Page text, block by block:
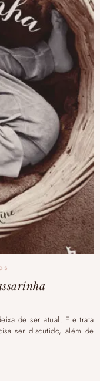
de ser atual. Ele trata
ser discutido, além de